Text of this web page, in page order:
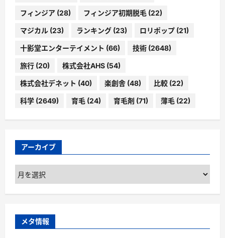
フィンジア (28) フィンジア初期脱毛 (22)
マジカル (23) ランキング (23) ロリポップ (21)
十影堂エンターテイメント (66) 技術 (2648)
旅行 (20) 株式会社AHS (54)
株式会社デネット (40) 楽創舎 (48) 比較 (22)
科学 (2649) 育毛 (24) 育毛剤 (71) 薄毛 (22)
アーカイブ
ア
ー
カ
ブ
メタ情報